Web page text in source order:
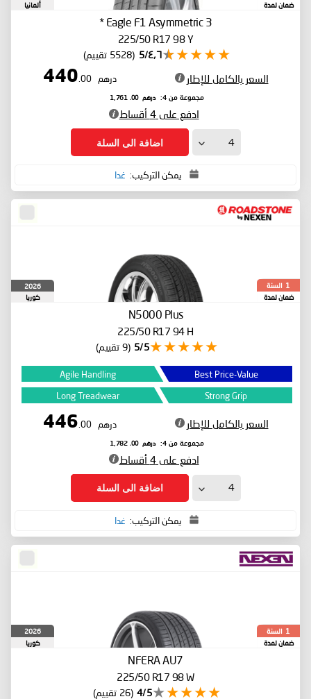
ضمان لمدة
ألمانيا
Eagle F1 Asymmetric 3
*
225/50 R17 98 Y
٤٫٦/5 (5528 تقييم)
السعر بالكامل للإطار درهم 440
.00
مجموعة من 4: درهم 1,761
.00
ادفع على 4 أقساط
اضافة الى السلة
يمكن التركيب: غدا
1 السنة
ضمان لمدة
2026
كوريا
N5000 Plus
225/50 R17 94 H
5/5 (9 تقييم)
Best Price-Value
Agile Handling
Strong Grip
Long Treadwear
السعر بالكامل للإطار درهم 446
.00
مجموعة من 4: درهم 1,782
.00
ادفع على 4 أقساط
اضافة الى السلة
يمكن التركيب: غدا
1 السنة
ضمان لمدة
2026
كوريا
NFERA AU7
225/50 R17 98 W
4/5 (26 تقييم)